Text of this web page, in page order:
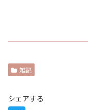
雑記
シェアする